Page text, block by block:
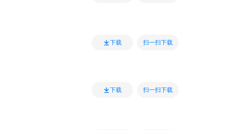
下载 扫一扫下载
下载 扫一扫下载